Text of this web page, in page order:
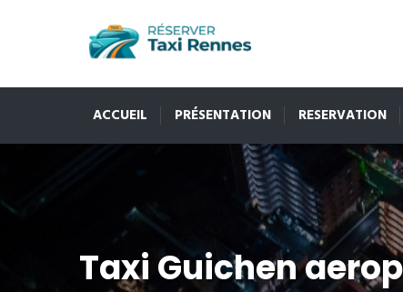
ACCUEIL PRÉSENTATION RESERVATION
Taxi Guichen